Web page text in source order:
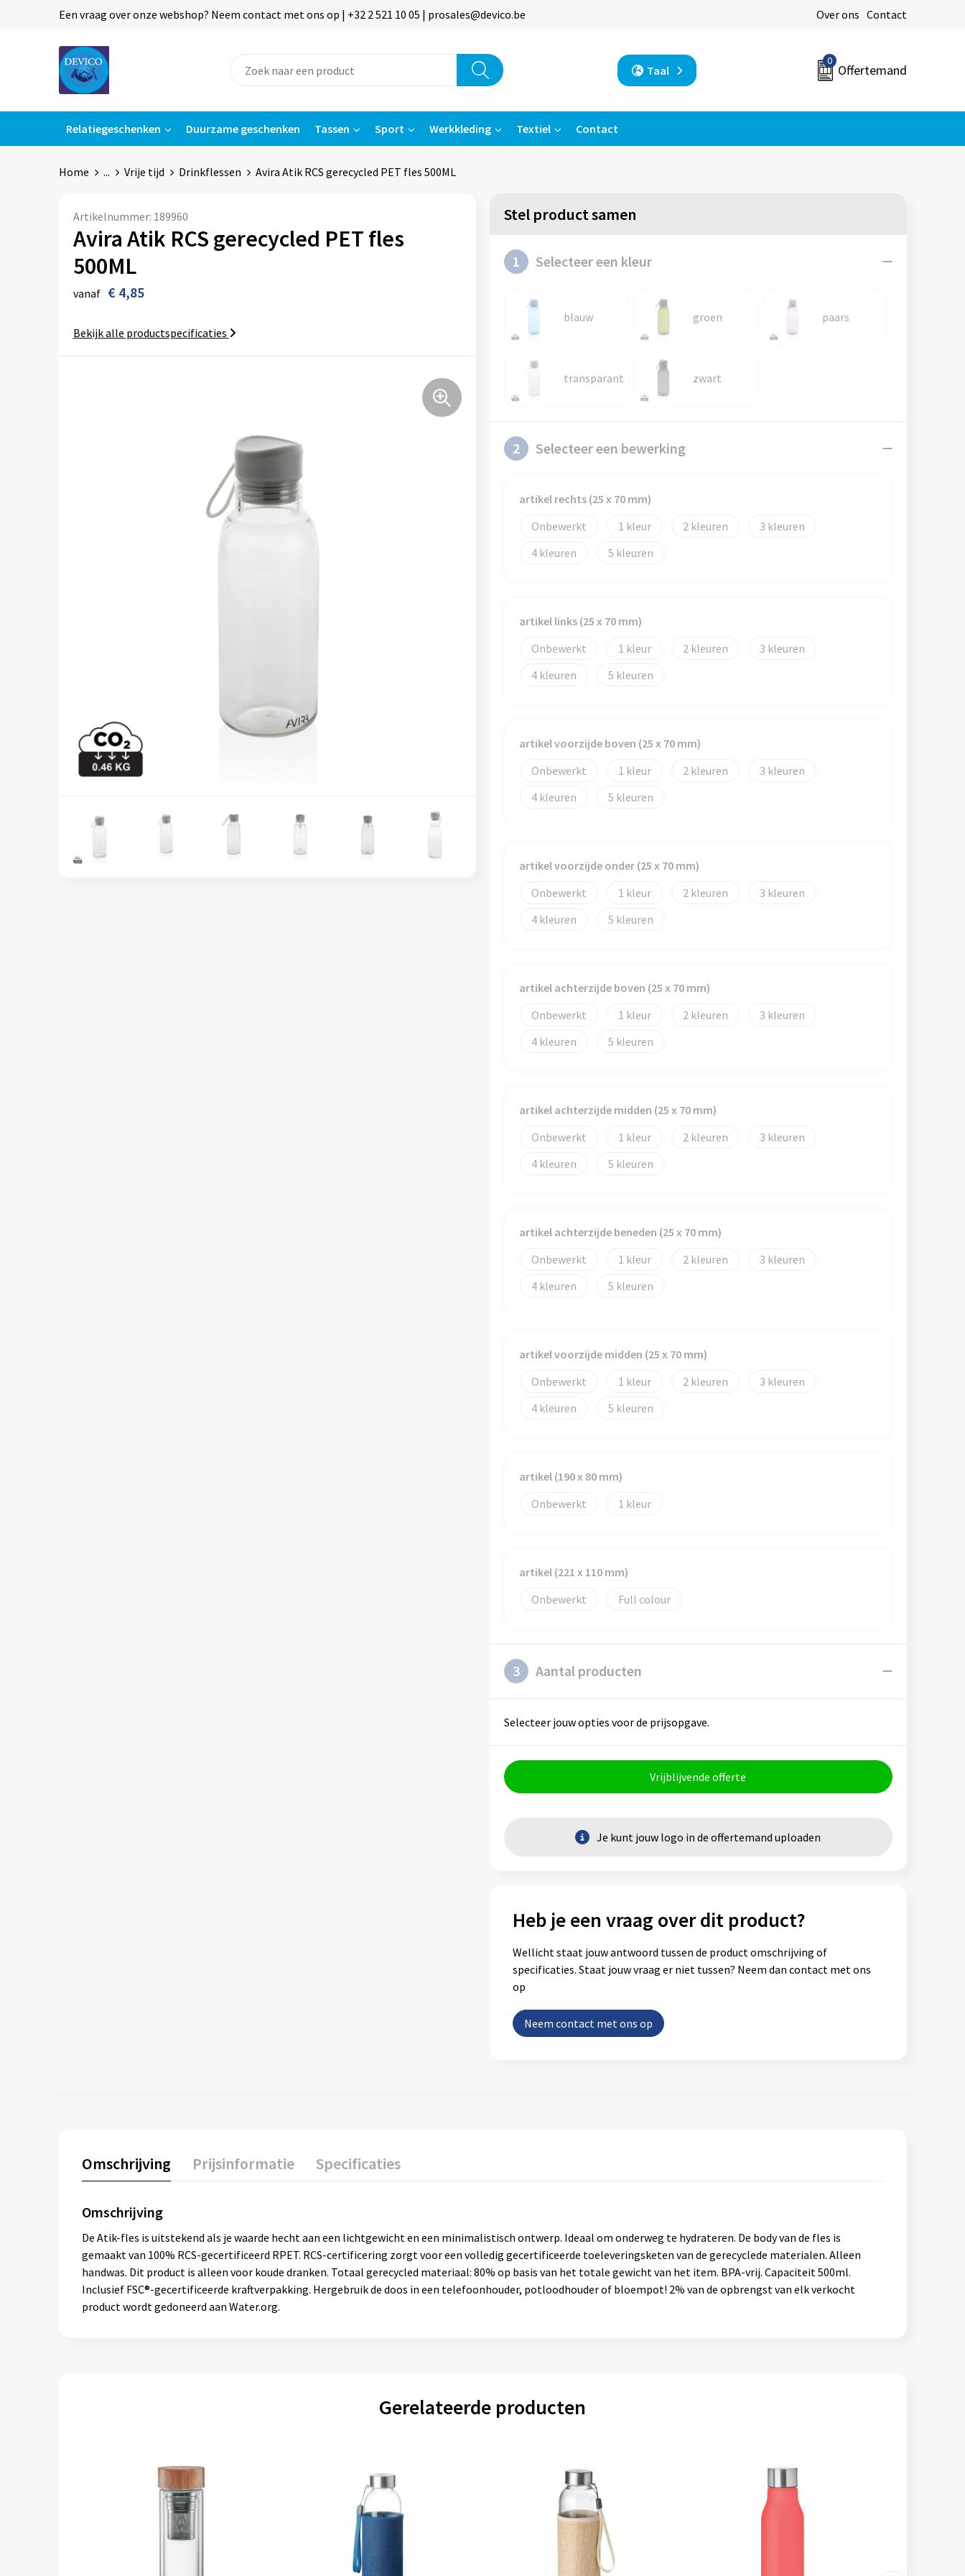
Een vraag over onze webshop? Neem contact met ons op | +32 2 521 10 05 | prosales@devico.be Over ons Contact
Taal
0
Offertemand
Relatiegeschenken Duurzame geschenken Tassen Sport Werkkleding Textiel Contact
Home ... Vrije tijd Drinkflessen Avira Atik RCS gerecycled PET fles 500ML
Artikelnummer: 189960
Avira Atik RCS gerecycled PET fles
500ML
vanaf € 4,85
Bekijk alle productspecificaties
Stel product samen
1 Selecteer een kleur
blauw groen paars
transparant zwart
2 Selecteer een bewerking
artikel rechts (25 x 70 mm)
Onbewerkt
1 2
3
4
5
artikel links (25 x 70 mm)
Onbewerkt
1 2
3
4
5
artikel voorzijde boven (25 x 70 mm)
Onbewerkt
1 2
3
4
5
artikel voorzijde onder (25 x 70 mm)
Onbewerkt
1 2
3
4
5
artikel achterzijde boven (25 x 70 mm)
Onbewerkt
1 2
3
4
5
artikel achterzijde midden (25 x 70 mm)
Onbewerkt
1 2
3
4
5
artikel achterzijde beneden (25 x 70 mm)
Onbewerkt
1 2
3
4
5
artikel voorzijde midden (25 x 70 mm)
Onbewerkt
1 2
3
4
5
artikel (190 x 80 mm)
Onbewerkt
1
artikel (221 x 110 mm)
Onbewerkt
Full colour
3 Aantal producten
Selecteer jouw opties voor de prijsopgave.
Vrijblijvende offerte
Je kunt jouw logo in de offertemand uploaden
Heb je een vraag over dit product?
Wellicht staat jouw antwoord tussen de product omschrijving of
specificaties. Staat jouw vraag er niet tussen? Neem dan contact met ons
op
Neem contact met ons op
Omschrijving Prijsinformatie Specificaties
Omschrijving
De Atik-fles is uitstekend als je waarde hecht aan een lichtgewicht en een minimalistisch ontwerp. Ideaal om onderweg te hydrateren. De body van de fles is
gemaakt van 100% RCS-gecertificeerd RPET. RCS-certificering zorgt voor een volledig gecertificeerde toeleveringsketen van de gerecyclede materialen. Alleen
handwas. Dit product is alleen voor koude dranken. Totaal gerecycled materiaal: 80% op basis van het totale gewicht van het item. BPA-vrij. Capaciteit 500ml.
Inclusief FSC®-gecertificeerde kraftverpakking. Hergebruik de doos in een telefoonhouder, potloodhouder of bloempot! 2% van de opbrengst van elk verkocht
product wordt gedoneerd aan Water.org.
Gerelateerde producten